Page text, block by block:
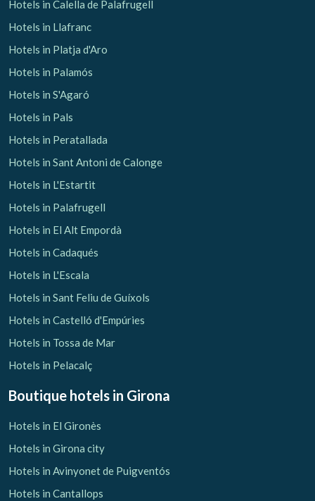
Hotels in Calella de Palafrugell
Hotels in Llafranc
Hotels in Platja d'Aro
Hotels in Palamós
Hotels in S'Agaró
Hotels in Pals
Hotels in Peratallada
Hotels in Sant Antoni de Calonge
Hotels in L'Estartit
Hotels in Palafrugell
Hotels in El Alt Empordà
Hotels in Cadaqués
Hotels in L'Escala
Hotels in Sant Feliu de Guíxols
Hotels in Castelló d'Empúries
Hotels in Tossa de Mar
Hotels in Pelacalç
Boutique hotels in Girona
Hotels in El Gironès
Hotels in Girona city
Hotels in Avinyonet de Puigventós
Hotels in Cantallops